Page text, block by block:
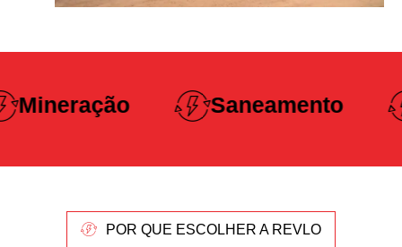
Saneamento
Construção
Pesada
POR QUE ESCOLHER A REVLO